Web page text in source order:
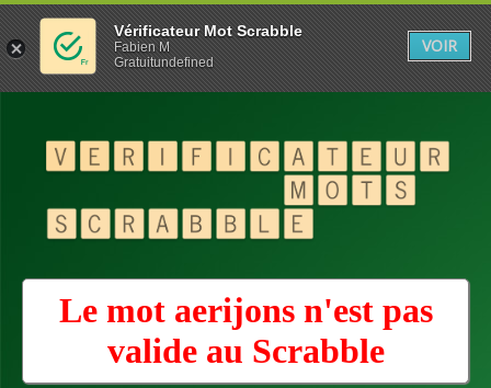
Le mot aerijons n'est pas
valide au Scrabble
Vérificateur Mot Scrabble
Fabien M
Gratuitundefined
VOIR